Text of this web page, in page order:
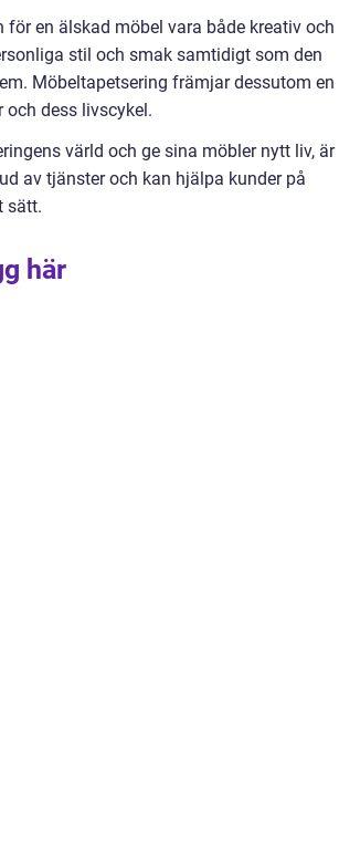
en älskad möbel vara både kreativ och
stil och smak samtidigt som den
Möbeltapetsering främjar dessutom en
och dess livscykel.
värld och ge sina möbler nytt liv, är
av tjänster och kan hjälpa kunder på
sätt.
här